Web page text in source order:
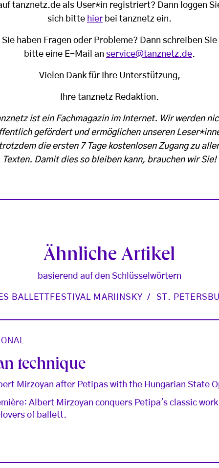
tanznetz.de als User*in registriert? Dann loggen
sich bitte hier bei tanznetz ein.
Sie haben Fragen oder Probleme? Dann schreiben Sie
bitte eine E-Mail an service@tanznetz.de.
Vielen Dank für Ihre Unterstützung,
Ihre tanznetz Redaktion.
ist ein Fachmagazin im Internet. Wir werden
gefördert und ermöglichen unseren
die ersten 7 Tage kostenlosen Zugang zu
Texten. Damit dies so bleiben kann, brauchen wir Sie!
Ähnliche Artikel
basierend auf den Schlüsselwörtern
BALLETTFESTIVAL MARIINSKY ST.
technique
Mirzoyan after Petipas with the Hungarian State
Albert Mirzoyan conquers Petipa's classic
of ballett.